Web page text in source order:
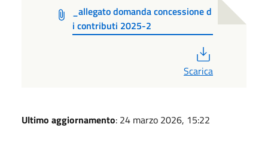
_allegato domanda concessione d
i contributi 2025-2
Scarica
Ultimo aggiornamento: 24 marzo 2026, 15:22